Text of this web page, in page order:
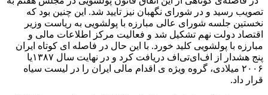
تصویب رسید و در شورای نگهبان نیز تایید شد. این چنین بود که
نخستین جلسه شورای عالی مبارزه با پولشویی به ریاست وزیر
اقتصاد دولت نهم تشکیل شد و فعالیت مرکز اطلاعات مالی و
مبارزه با پولشویی کلید خورد. با این حال در فاصله ای کوتاه ایران
پنج هشدار از اف‌ای‌تی‌اف دریافت کرد و در نهایت سال ۱۳۸۷یا
۲۰۰۶ میلادی، گروه ویژه ی اقدام مالی ایران را در لیست سیاه
قرار داد.